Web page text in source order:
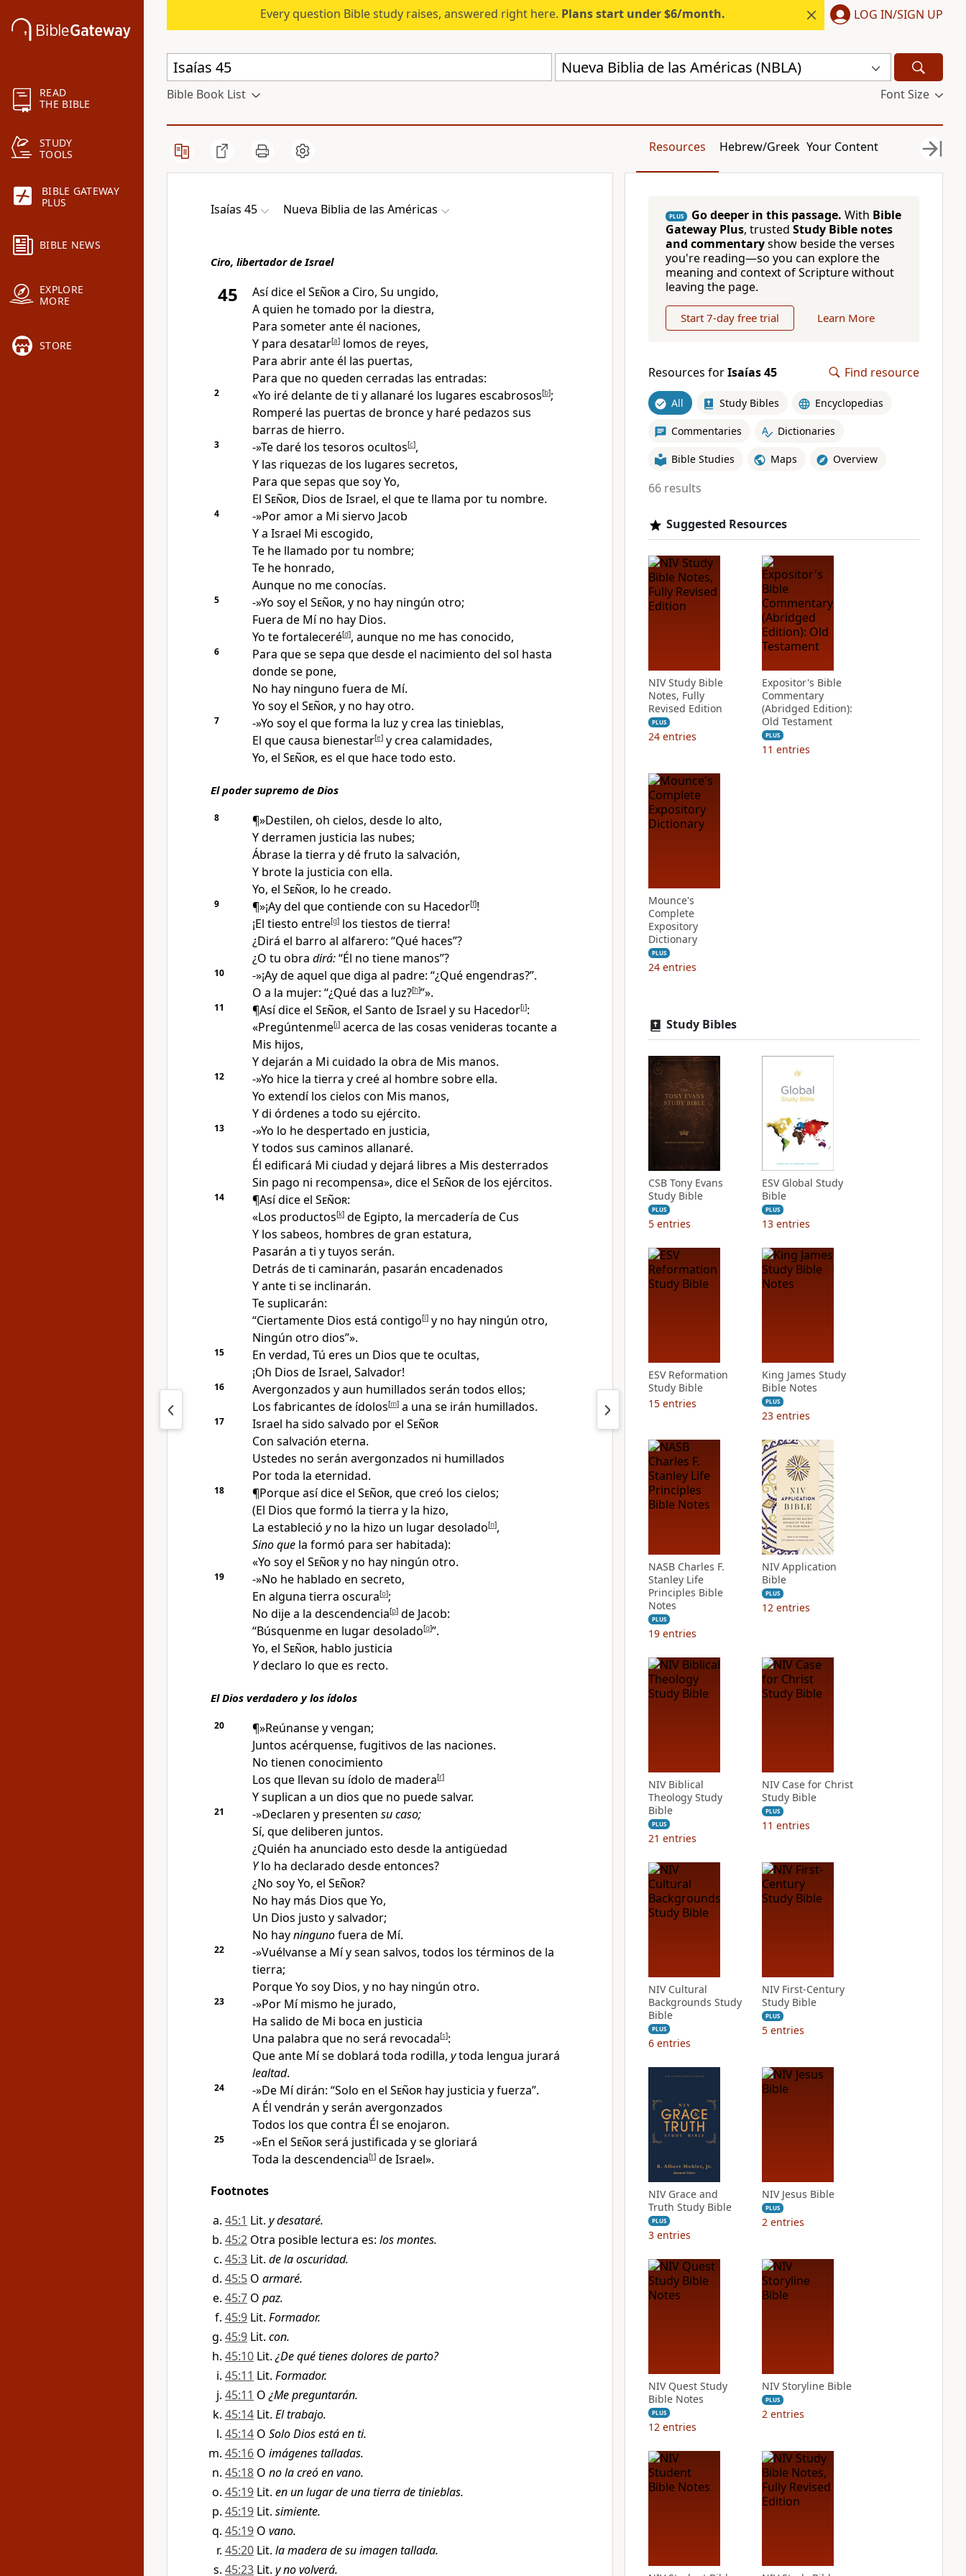
READ
THE BIBLE
STUDY
TOOLS
BIBLE GATEWAY
PLUS
BIBLE NEWS
EXPLORE
MORE
STORE
Every question Bible study raises, answered right here. Plans start under $6/month. LOG IN/SIGN UP
Nueva Biblia de las Américas (NBLA)
Bible Book List Font Size
Resources Hebrew/Greek Your Content
Isaías 45 Nueva Biblia de las Américas
Ciro, libertador de Israel
45 Así dice el Señora Ciro, Su ungido,
A quien he tomado por la diestra,
Para someter ante él naciones,
Y para desatar[a]lomos de reyes,
Para abrir ante él las puertas,
Para que no queden cerradas las entradas:
2 «Yo iré delante de ti y allanaré los lugares escabrosos[b];
Romperé las puertas de bronce y haré pedazos sus
barras de hierro.
3 -»Te daré los tesoros ocultos[c],
Y las riquezas de los lugares secretos,
Para que sepas que soy Yo,
El Señor, Dios de Israel, el que te llama por tu nombre.
4
-»Por amor a Mi siervo Jacob
Y a Israel Mi escogido,
Te he llamado por tu nombre;
Te he honrado,
Aunque no me conocías.
5 -»Yo soy el Señor, y no hay ningún otro;
Fuera de Mí no hay Dios.
Yo te fortaleceré[d], aunque no me has conocido,
6
Para que se sepa que desde el nacimiento del sol hasta
donde se pone,
No hay ninguno fuera de Mí.
Yo soy el Señor, y no hay otro.
7 -»Yo soy el que forma la luz y crea las tinieblas,
El que causa bienestar[e]y crea calamidades,
Yo, el Señor, es el que hace todo esto.
El poder supremo de Dios
8 ¶»Destilen, oh cielos, desde lo alto,
Y derramen justicia las nubes;
Ábrase la tierra y dé fruto la salvación,
Y brote la justicia con ella.
Yo, el Señor, lo he creado.
9 ¶»¡Ay del que contiende con su Hacedor[f]!
¡El tiesto entre[g]los tiestos de tierra!
¿Dirá el barro al alfarero: “Qué haces”?
¿O tu obra dirá:“Él no tiene manos”?
10
-»¡Ay de aquel que diga al padre: “¿Qué engendras?”.
O a la mujer: “¿Qué das a luz?[h]”».
11 ¶Así dice el Señor, el Santo de Israel y su Hacedor[i]:
«Pregúntenme[j]acerca de las cosas venideras tocante a
Mis hijos,
Y dejarán a Mi cuidado la obra de Mis manos.
12 -»Yo hice la tierra y creé al hombre sobre ella.
Yo extendí los cielos con Mis manos,
Y di órdenes a todo su ejército.
13 -»Yo lo he despertado en justicia,
Y todos sus caminos allanaré.
Él edificará Mi ciudad y dejará libres a Mis desterrados
Sin pago ni recompensa», dice el Señorde los ejércitos.
14 ¶Así dice el Señor:
«Los productos[k]de Egipto, la mercadería de Cus
Y los sabeos, hombres de gran estatura,
Pasarán a ti y tuyos serán.
Detrás de ti caminarán, pasarán encadenados
Y ante ti se inclinarán.
Te suplicarán:
“Ciertamente Dios está contigo[l]y no hay ningún otro,
Ningún otro dios”».
15 En verdad, Tú eres un Dios que te ocultas,
¡Oh Dios de Israel, Salvador!
16
Avergonzados y aun humillados serán todos ellos;
Los fabricantes de ídolos[m]a una se irán humillados.
17 Israel ha sido salvado por el Señor
Con salvación eterna.
Ustedes no serán avergonzados ni humillados
Por toda la eternidad.
18 ¶Porque así dice el Señor, que creó los cielos;
(El Dios que formó la tierra y la hizo,
La estableció yno la hizo un lugar desolado[n],
Sino quela formó para ser habitada):
«Yo soy el Señory no hay ningún otro.
19 -»No he hablado en secreto,
En alguna tierra oscura[o];
No dije a la descendencia[p]de Jacob:
“Búsquenmeen lugar desolado[q]”.
Yo, el Señor, hablo justicia
Ydeclaro lo que es recto.
El Dios verdadero y los ídolos
20
¶»Reúnanse y vengan;
Juntos acérquense, fugitivos de las naciones.
No tienen conocimiento
Los que llevan su ídolo de madera[r]
Y suplican a un dios que no puede salvar.
21 -»Declaren y presenten su caso;
Sí, que deliberen juntos.
¿Quién ha anunciado esto desde la antigüedad
Ylo ha declarado desde entonces?
¿No soy Yo, el Señor?
No hay más Dios que Yo,
Un Dios justo y salvador;
No hayningunofuera de Mí.
22 -»Vuélvanse a Míy sean salvos, todos los términos de la
tierra;
Porque Yo soy Dios, y no hay ningún otro.
23 -»Por Mí mismo he jurado,
Ha salido de Mi boca en justicia
Una palabra que no será revocada[s]:
Que ante Mí se doblará toda rodilla, ytoda lengua jurará
lealtad.
24 -»De Mí dirán: “Solo en el Señorhay justicia y fuerza”.
A Él vendrán y serán avergonzados
Todos los que contra Él se enojaron.
25 -»En el Señorserá justificada y se gloriará
Toda la descendencia[t]de Israel».
Footnotes
45:1 Lit. y desataré.
45:2 Otra posible lectura es: los montes.
45:3 Lit. de la oscuridad.
45:5 O armaré.
45:7 O paz.
45:9 Lit. Formador.
45:9 Lit. con.
45:10 Lit.¿De qué tienes dolores de parto?
45:11 Lit. Formador.
45:11 O¿Me preguntarán.
45:14 Lit. El trabajo.
45:14 O Solo Dios está en ti.
45:16 O imágenes talladas.
45:18 O no la creó en vano.
45:19 Lit. en un lugar de una tierra de tinieblas.
45:19 Lit. simiente.
45:19 O vano.
45:20 Lit. la madera de su imagen tallada.
45:23 Lit. y no volverá.
PLUS Go deeper in this passage. With Bible
Gateway Plus, trusted Study Bible notes
and commentaryshow beside the verses
you're reading—so you can explore the
meaning and context of Scripture without
leaving the page.
Start 7-day free trial Learn More
Resources forIsaías 45 Find resource
All Study Bibles Encyclopedias
Commentaries Dictionaries
Bible Studies Maps Overview
66 results
Suggested Resources
NIV Study Bible
Notes, Fully
Revised Edition
PLUS
24 entries
Expositor's Bible
Commentary
(Abridged Edition):
Old Testament
PLUS
11 entries
Mounce's
Complete
Expository
Dictionary
PLUS
24 entries
Study Bibles
CSB Tony Evans
Study Bible
PLUS
5 entries
ESV Global Study
Bible
PLUS
13 entries
ESV Reformation
Study Bible
15 entries
King James Study
Bible Notes
PLUS
23 entries
NASB Charles F.
Stanley Life
Principles Bible
Notes
PLUS
19 entries
NIV Application
Bible
PLUS
12 entries
NIV Biblical
Theology Study
Bible
PLUS
21 entries
NIV Case for Christ
Study Bible
PLUS
11 entries
NIV Cultural
Backgrounds Study
Bible
PLUS
6 entries
NIV First-Century
Study Bible
PLUS
5 entries
NIV Grace and
Truth Study Bible
PLUS
3 entries
NIV Jesus Bible
PLUS
2 entries
NIV Quest Study
Bible Notes
PLUS
12 entries
NIV Storyline Bible
PLUS
2 entries